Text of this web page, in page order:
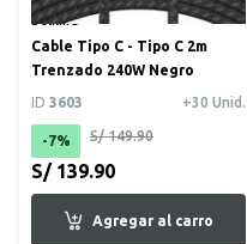
Belkin®
Cable Tipo C - Tipo C 2m
Trenzado 240W Negro
ID 3603 +30 Unid.
-7% S/ 149.90
S/ 139.90